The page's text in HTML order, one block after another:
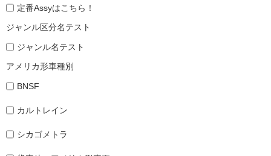
定番Assyはこちら！
ジャンル区分名テスト
ジャンル名テスト
アメリカ形車種別
BNSF
カルトレイン
シカゴメトラ